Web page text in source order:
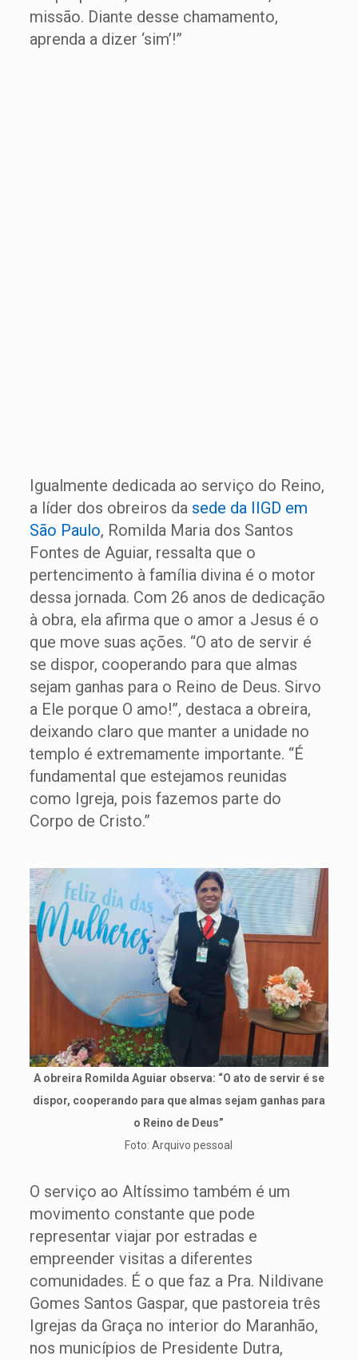
missão. Diante desse chamamento,
aprenda a dizer ‘sim’!”
Igualmente dedicada ao serviço do Reino,
a líder dos obreiros da sede da IIGD em
São Paulo, Romilda Maria dos Santos
Fontes de Aguiar, ressalta que o
pertencimento à família divina é o motor
dessa jornada. Com 26 anos de dedicação
à obra, ela afirma que o amor a Jesus é o
que move suas ações. “O ato de servir é
se dispor, cooperando para que almas
sejam ganhas para o Reino de Deus. Sirvo
a Ele porque O amo!”, destaca a obreira,
deixando claro que manter a unidade no
templo é extremamente importante. “É
fundamental que estejamos reunidas
como Igreja, pois fazemos parte do
Corpo de Cristo.”
A obreira Romilda Aguiar observa: “O ato de servir é se
dispor, cooperando para que almas sejam ganhas para
o Reino de Deus”
Foto: Arquivo pessoal
O serviço ao Altíssimo também é um
movimento constante que pode
representar viajar por estradas e
empreender visitas a diferentes
comunidades. É o que faz a Pra. Nildivane
Gomes Santos Gaspar, que pastoreia três
Igrejas da Graça no interior do Maranhão,
nos municípios de Presidente Dutra,